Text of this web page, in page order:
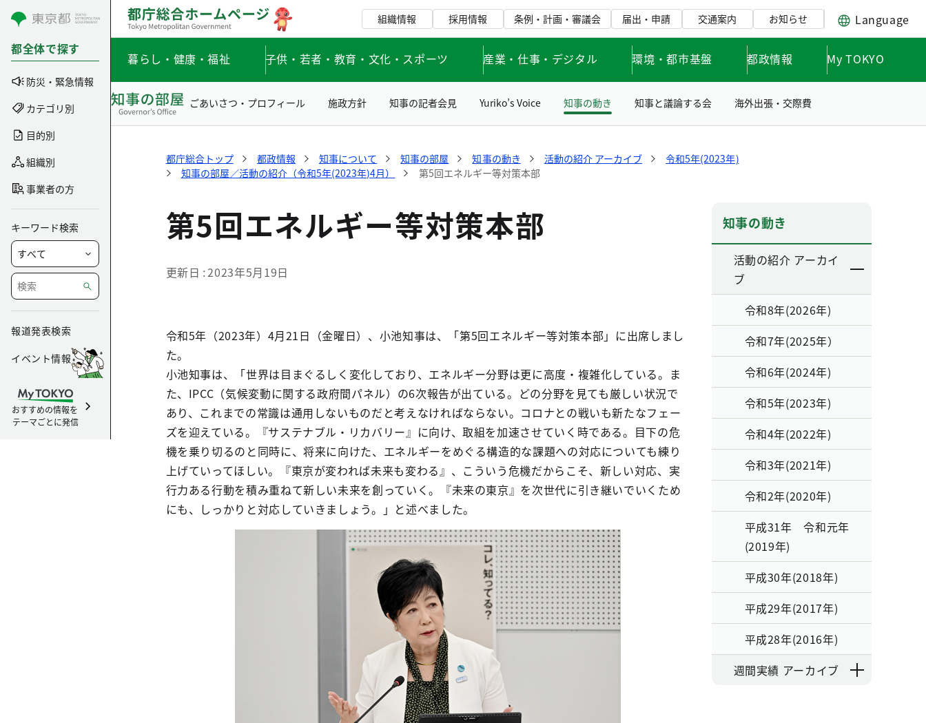
コンテンツにスキップ
都全体で探す
防災・緊急情報
カテゴリ別
目的別
組織別
事業者の方
キーワード検索
報道発表検索
イベント情報
おすすめの情報を
テーマごとに発信
組織情報 採用情報 条例・計画・審議会 届出・申請 交通案内 お知らせ Language
暮らし・健康・福祉 子供・若者・教育・文化・スポーツ 産業・仕事・デジタル 環境・都市基盤 都政情報 My TOKYO
ごあいさつ・プロフィール 施政方針 知事の記者会見 Yuriko’s Voice 知事の動き 知事と議論する会 海外出張・交際費
都庁総合トップ 都政情報 知事について 知事の部屋 知事の動き 活動の紹介 アーカイブ
令和5年(2023年)
知事の部屋／活動の紹介（令和5年(2023年)4月）
第5回エネルギー等対策本部
第5回エネルギー等対策本部
更新日 2023年5月19日
令和5年（2023年）4月21日（金曜日）、小池知事は、「第5回エネルギー等対策本部」に出席しまし
た。
小池知事は、「世界は目まぐるしく変化しており、エネルギー分野は更に高度・複雑化している。ま
た、IPCC（気候変動に関する政府間パネル）の6次報告が出ている。どの分野を見ても厳しい状況で
あり、これまでの常識は通用しないものだと考えなければならない。コロナとの戦いも新たなフェー
ズを迎えている。『サステナブル・リカバリー』に向け、取組を加速させていく時である。目下の危
機を乗り切るのと同時に、将来に向けた、エネルギーをめぐる構造的な課題への対応についても練り
上げていってほしい。『東京が変われば未来も変わる』、こういう危機だからこそ、新しい対応、実
行力ある行動を積み重ねて新しい未来を創っていく。『未来の東京』を次世代に引き継いでいくため
にも、しっかりと対応していきましょう。」と述べました。
知事の動き
活動の紹介 アーカイ
ブ
令和8年(2026年)
令和7年(2025年）
令和6年(2024年)
令和5年(2023年)
令和4年(2022年)
令和3年(2021年)
令和2年(2020年)
平成31年 令和元年
(2019年)
平成30年(2018年)
平成29年(2017年)
平成28年(2016年)
週間実績 アーカイブ